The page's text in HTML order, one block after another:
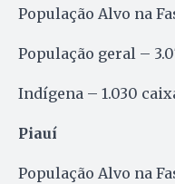
População Alvo na
População geral –
Indígena – 1.030
Piauí
População Alvo na